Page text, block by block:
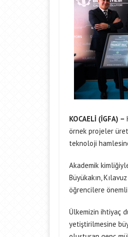
KOCAELİ (İGFA) –
örnek projeler
teknoloji
Akademik
Büyükakın,
öğrencilere önemli
Ülkemizin ihtiyaç
yetiştirilmesine